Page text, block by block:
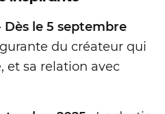
le 5 septembre
du créateur qui
et sa relation avec